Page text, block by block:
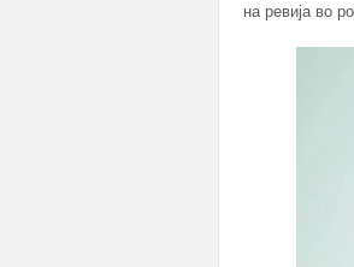
на ревија во